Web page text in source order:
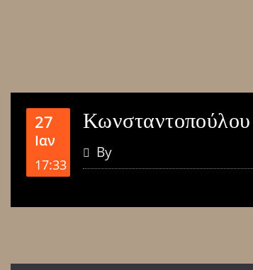
27
Ιαν
17:33
Κωνσταντοπούλου
By